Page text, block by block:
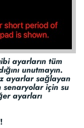
ayarların tüm
unutmayın.
ayarlar sağlayan
için su
ayarları